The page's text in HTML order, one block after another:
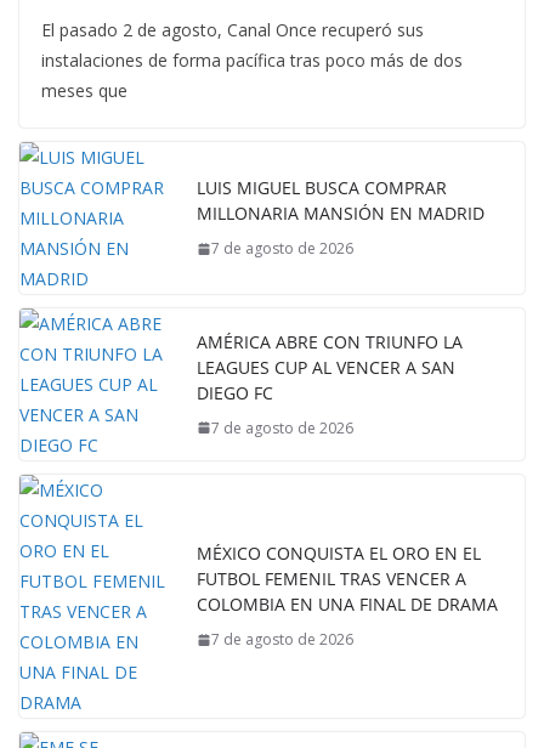
El pasado 2 de agosto, Canal Once recuperó sus
instalaciones de forma pacífica tras poco más de dos
meses que
LUIS MIGUEL BUSCA COMPRAR
MILLONARIA MANSIÓN EN MADRID
7 de agosto de 2026
AMÉRICA ABRE CON TRIUNFO LA
LEAGUES CUP AL VENCER A SAN
DIEGO FC
7 de agosto de 2026
MÉXICO CONQUISTA EL ORO EN EL
FUTBOL FEMENIL TRAS VENCER A
COLOMBIA EN UNA FINAL DE DRAMA
7 de agosto de 2026